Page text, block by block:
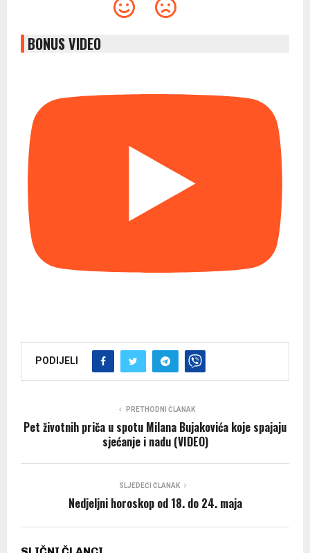
BONUS VIDEO
PODIJELI
PRETHODNI ČLANAK
Pet životnih priča u spotu Milana Bujakovića koje spajaju
sjećanje i nadu (VIDEO)
SLJEDEĆI ČLANAK
Nedjeljni horoskop od 18. do 24. maja